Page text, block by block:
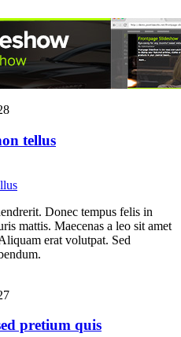
tellus
Donec tempus felis in
mattis. Maecenas a leo sit amet
erat volutpat. Sed
pretium quis